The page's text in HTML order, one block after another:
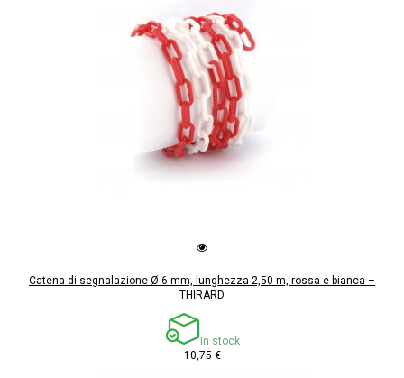
Catena di segnalazione Ø 6 mm, lunghezza 2,50 m, rossa e bianca –
THIRARD
In stock
10,75 €